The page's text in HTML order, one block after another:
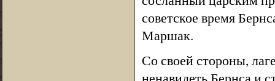
советское время
Маршак.
Со своей стороны,